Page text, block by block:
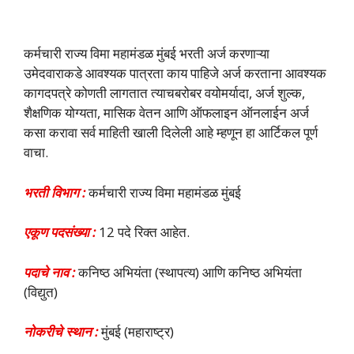
कर्मचारी राज्य विमा महामंडळ मुंबई भरती अर्ज करणाऱ्या
उमेदवाराकडे आवश्यक पात्रता काय पाहिजे अर्ज करताना आवश्यक
कागदपत्रे कोणती लागतात त्याचबरोबर वयोमर्यादा, अर्ज शुल्क,
शैक्षणिक योग्यता, मासिक वेतन आणि ऑफलाइन ऑनलाईन अर्ज
कसा करावा सर्व माहिती खाली दिलेली आहे म्हणून हा आर्टिकल पूर्ण
वाचा.
भरती विभाग :कर्मचारी राज्य विमा महामंडळ मुंबई
एकूण पदसंख्या :12 पदे रिक्त आहेत.
पदाचे नाव :कनिष्ठ अभियंता (स्थापत्य) आणि कनिष्ठ अभियंता
(विद्युत)
नोकरीचे स्थान :मुंबई (महाराष्ट्र)